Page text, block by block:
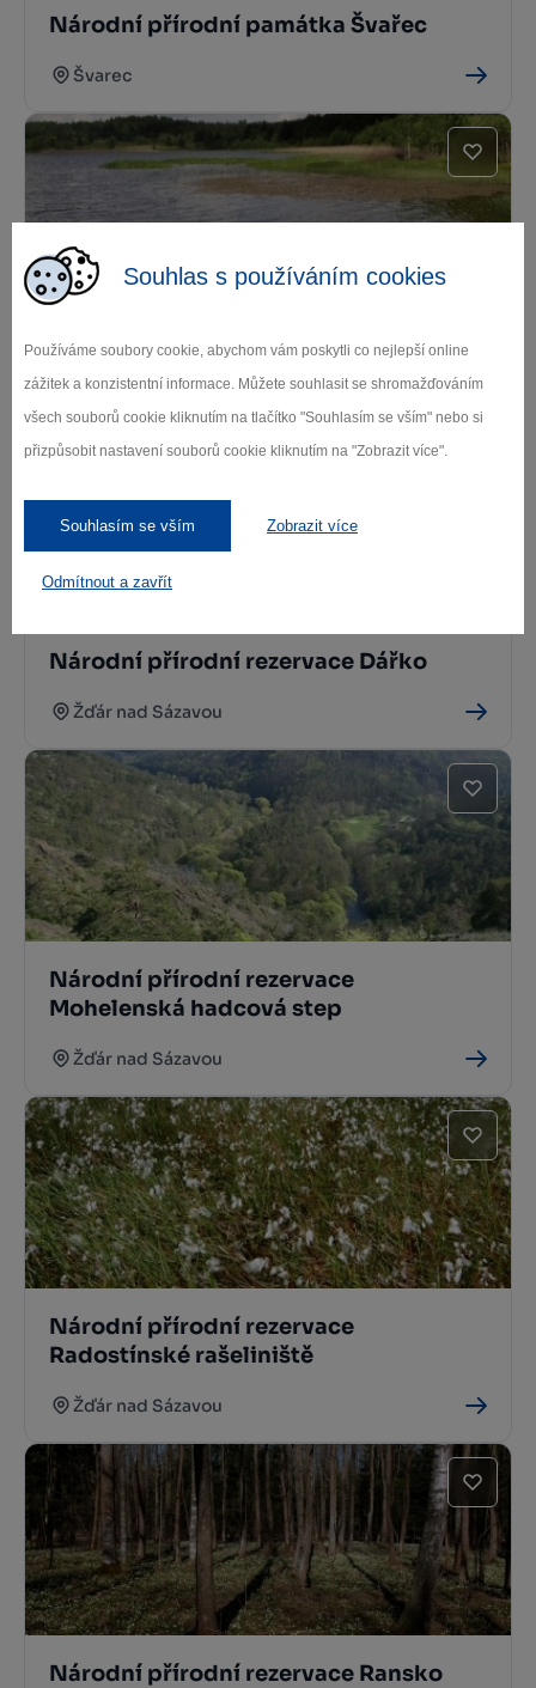
Souhlas s používáním cookies
Používáme soubory cookie, abychom vám poskytli co nejlepší online
zážitek a konzistentní informace. Můžete souhlasit se shromažďováním
všech souborů cookie kliknutím na tlačítko "Souhlasím se vším" nebo si
přizpůsobit nastavení souborů cookie kliknutím na "Zobrazit více".
Souhlasím se vším Zobrazit více
Odmítnout a zavřít
Národní přírodní památka Švařec
Švarec
Národní přírodní památka Zhejral
Žďár nad Sázavou
Národní přírodní rezervace Dářko
Žďár nad Sázavou
Národní přírodní rezervace
Mohelenská hadcová step
Žďár nad Sázavou
Národní přírodní rezervace
Radostínské rašeliniště
Žďár nad Sázavou
Národní přírodní rezervace Ransko